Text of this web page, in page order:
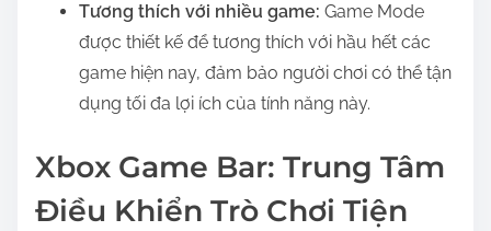
Tương thích với nhiều game: Game Mode
được thiết kế để tương thích với hầu hết các
game hiện nay, đảm bảo người chơi có thể tận
dụng tối đa lợi ích của tính năng này.
Xbox Game Bar: Trung Tâm
Điều Khiển Trò Chơi Tiện